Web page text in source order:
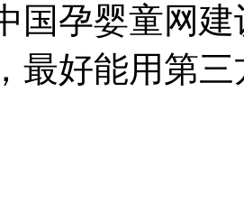
国孕婴童网
最好能用第